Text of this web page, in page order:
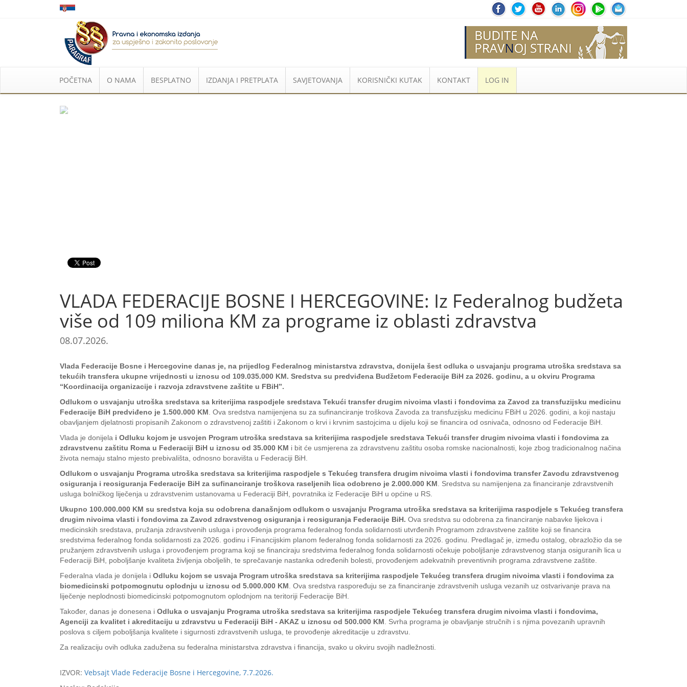
POČETNA O NAMA BESPLATNO IZDANJA I PRETPLATA SAVJETOVANJA KORISNIČKI KUTAK KONTAKT LOG IN
VLADA FEDERACIJE BOSNE I HERCEGOVINE: Iz Federalnog budžeta
više od 109 miliona KM za programe iz oblasti zdravstva
08.07.2026.
Vlada Federacije Bosne i Hercegovine danas je, na prijedlog Federalnog ministarstva zdravstva, donijela šest odluka o usvajanju programa utroška sredstava sa
tekućih transfera ukupne vrijednosti u iznosu od 109.035.000 KM. Sredstva su predviđena Budžetom Federacije BiH za 2026. godinu, a u okviru Programa
“Koordinacija organizacije i razvoja zdravstvene zaštite u FBiH”.
Odlukom o usvajanju utroška sredstava sa kriterijima raspodjele sredstava Tekući transfer drugim nivoima vlasti i fondovima za Zavod za transfuzijsku medicinu
Federacije BiH predviđeno je 1.500.000 KM . Ova sredstva namijenjena su za sufinanciranje troškova Zavoda za transfuzijsku medicinu FBiH u 2026. godini, a koji nastaju
obavljanjem djelatnosti propisanih Zakonom o zdravstvenoj zaštiti i Zakonom o krvi i krvnim sastojcima u dijelu koji se financira od osnivača, odnosno od Federacije BiH.
Vlada je donijela i Odluku kojom je usvojen Program utroška sredstava sa kriterijima raspodjele sredstava Tekući transfer drugim nivoima vlasti i fondovima za
zdravstvenu zaštitu Roma u Federaciji BiH u iznosu od 35.000 KM i bit će usmjerena za zdravstvenu zaštitu osoba romske nacionalnosti, koje zbog tradicionalnog načina
života nemaju stalno mjesto prebivališta, odnosno boravišta u Federaciji BiH.
Odlukom o usvajanju Programa utroška sredstava sa kriterijima raspodjele s Tekućeg transfera drugim nivoima vlasti i fondovima transfer Zavodu zdravstvenog
osiguranja i reosiguranja Federacije BiH za sufinanciranje troškova raseljenih lica odobreno je 2.000.000 KM . Sredstva su namijenjena za financiranje zdravstvenih
usluga bolničkog liječenja u zdravstvenim ustanovama u Federaciji BiH, povratnika iz Federacije BiH u općine u RS.
Ukupno 100.000.000 KM su sredstva koja su odobrena današnjom odlukom o usvajanju Programa utroška sredstava sa kriterijima raspodjele s Tekućeg transfera
drugim nivoima vlasti i fondovima za Zavod zdravstvenog osiguranja i reosiguranja Federacije BiH. Ova sredstva su odobrena za financiranje nabavke lijekova i
medicinskih sredstava, pružanja zdravstvenih usluga i provođenja programa federalnog fonda solidarnosti utvrđenih Programom zdravstvene zaštite koji se financira
sredstvima federalnog fonda solidarnosti za 2026. godinu i Financijskim planom federalnog fonda solidarnosti za 2026. godinu. Predlagač je, između ostalog, obrazložio da se
pružanjem zdravstvenih usluga i provođenjem programa koji se financiraju sredstvima federalnog fonda solidarnosti očekuje poboljšanje zdravstvenog stanja osiguranih lica u
Federaciji BiH, poboljšanje kvaliteta življenja oboljelih, te sprečavanje nastanka određenih bolesti, provođenjem adekvatnih preventivnih programa zdravstvene zaštite.
Federalna vlada je donijela i Odluku kojom se usvaja Program utroška sredstava sa kriterijima raspodjele Tekućeg transfera drugim nivoima vlasti i fondovima za
biomedicinski potpomognutu oplodnju u iznosu od 5.000.000 KM . Ova sredstva raspoređuju se za financiranje zdravstvenih usluga vezanih uz ostvarivanje prava na
liječenje neplodnosti biomedicinski potpomognutom oplodnjom na teritoriji Federacije BiH.
Također, danas je donesena i Odluka o usvajanju Programa utroška sredstava sa kriterijima raspodjele Tekućeg transfera drugim nivoima vlasti i fondovima,
Agenciji za kvalitet i akreditaciju u zdravstvu u Federaciji BiH - AKAZ u iznosu od 500.000 KM . Svrha programa je obavljanje stručnih i s njima povezanih upravnih
poslova s ciljem poboljšanja kvalitete i sigurnosti zdravstvenih usluga, te provođenje akreditacije u zdravstvu.
Za realizaciju ovih odluka zadužena su federalna ministarstva zdravstva i financija, svako u okviru svojih nadležnosti.
IZVOR: Vebsajt Vlade Federacije Bosne i Hercegovine, 7.7.2026.